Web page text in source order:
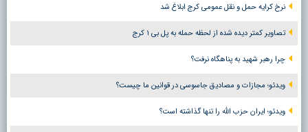
نرخ کرایه حمل و نقل عمومی کرج ابلاغ شد
تصاویر کمتر دیده شده از لحظه حمله به پل بی ۱ کرج
چرا رهبر شهید به پناهگاه نرفت؟
ویدئو؛ مجازات و مصادیق جاسوسی در قوانین ما چیست؟
ویدئو؛ ایران حزب الله را تنها گذاشته است؟